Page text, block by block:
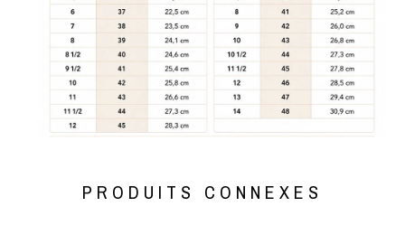
PRODUITS CONNEXES